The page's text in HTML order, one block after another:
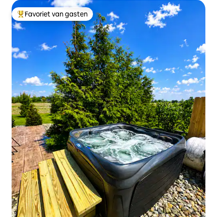
Topfavoriet van gasten
Favoriet van gasten